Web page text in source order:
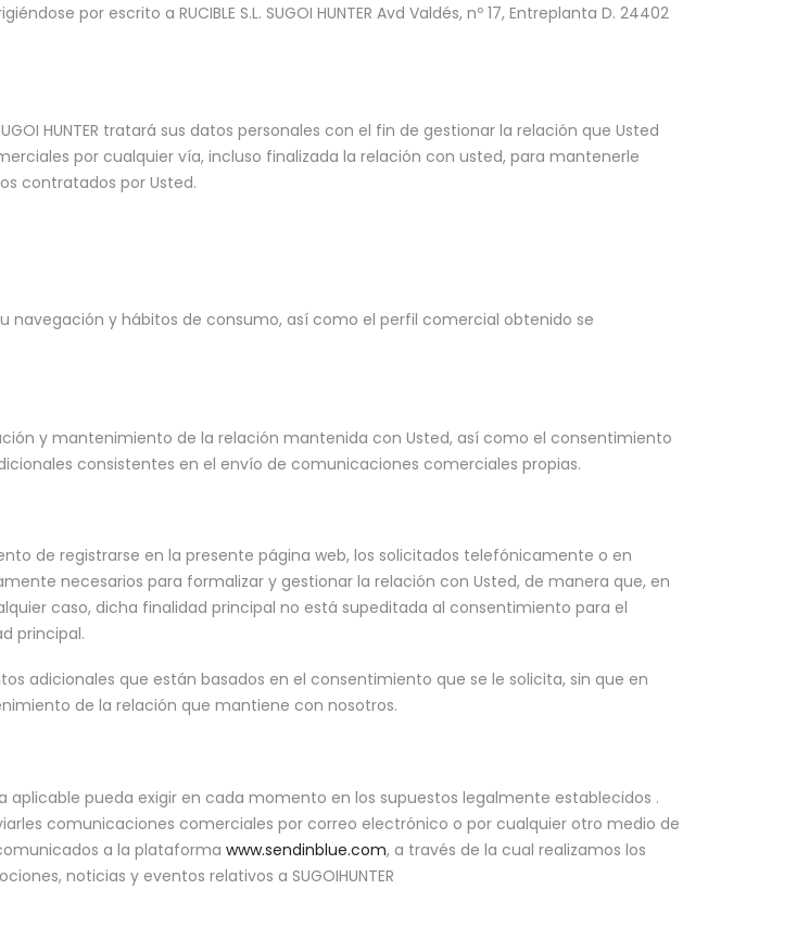
por escrito a RUCIBLE S.L. SUGOI HUNTER Avd Valdés, nº 17, Entreplanta D. 24402
SUGOI HUNTER tratará sus datos personales con el fin de gestionar la relación que Usted
por cualquier vía, incluso finalizada la relación con usted, para mantenerle
contratados por Usted.
navegación y hábitos de consumo, así como el perfil comercial obtenido se
y mantenimiento de la relación mantenida con Usted, así como el consentimiento
consistentes en el envío de comunicaciones comerciales propias.
de registrarse en la presente página web, los solicitados telefónicamente o en
necesarios para formalizar y gestionar la relación con Usted, de manera que, en
caso, dicha finalidad principal no está supeditada al consentimiento para el
principal.
adicionales que están basados en el consentimiento que se le solicita, sin que en
de la relación que mantiene con nosotros.
aplicable pueda exigir en cada momento en los supuestos legalmente establecidos .
comunicaciones comerciales por correo electrónico o por cualquier otro medio de
a la plataforma www.sendinblue.com, a través de la cual realizamos los
noticias y eventos relativos a SUGOIHUNTER